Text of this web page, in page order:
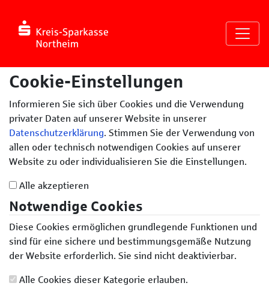
Cookie-Einstellungen
Informieren Sie sich über Cookies und die Verwendung
privater Daten auf unserer Website in unserer
Datenschutzerklärung. Stimmen Sie der Verwendung von
allen oder technisch notwendigen Cookies auf unserer
Website zu oder individualisieren Sie die Einstellungen.
Alle akzeptieren
Notwendige Cookies
Diese Cookies ermöglichen grundlegende Funktionen und
sind für eine sichere und bestimmungsgemäße Nutzung
der Website erforderlich. Sie sind nicht deaktivierbar.
Alle Cookies dieser Kategorie erlauben.